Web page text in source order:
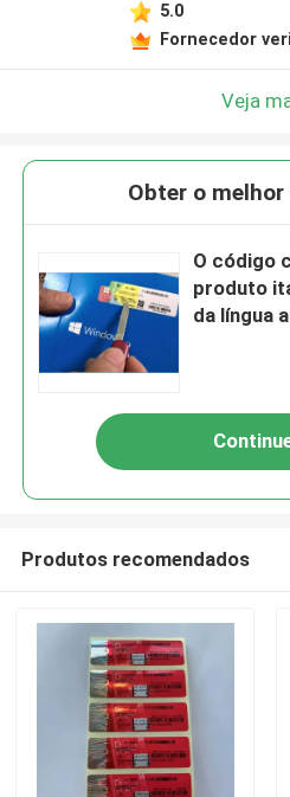
5.0
Fornecedor
Veja
Obter o
O código
produto
da língua
Produtos recomendados